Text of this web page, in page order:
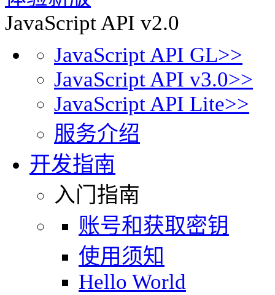
JavaScript API v2.0
JavaScript API GL>>
JavaScript API v3.0>>
JavaScript API Lite>>
服务介绍
开发指南
入门指南
账号和获取密钥
使用须知
Hello World